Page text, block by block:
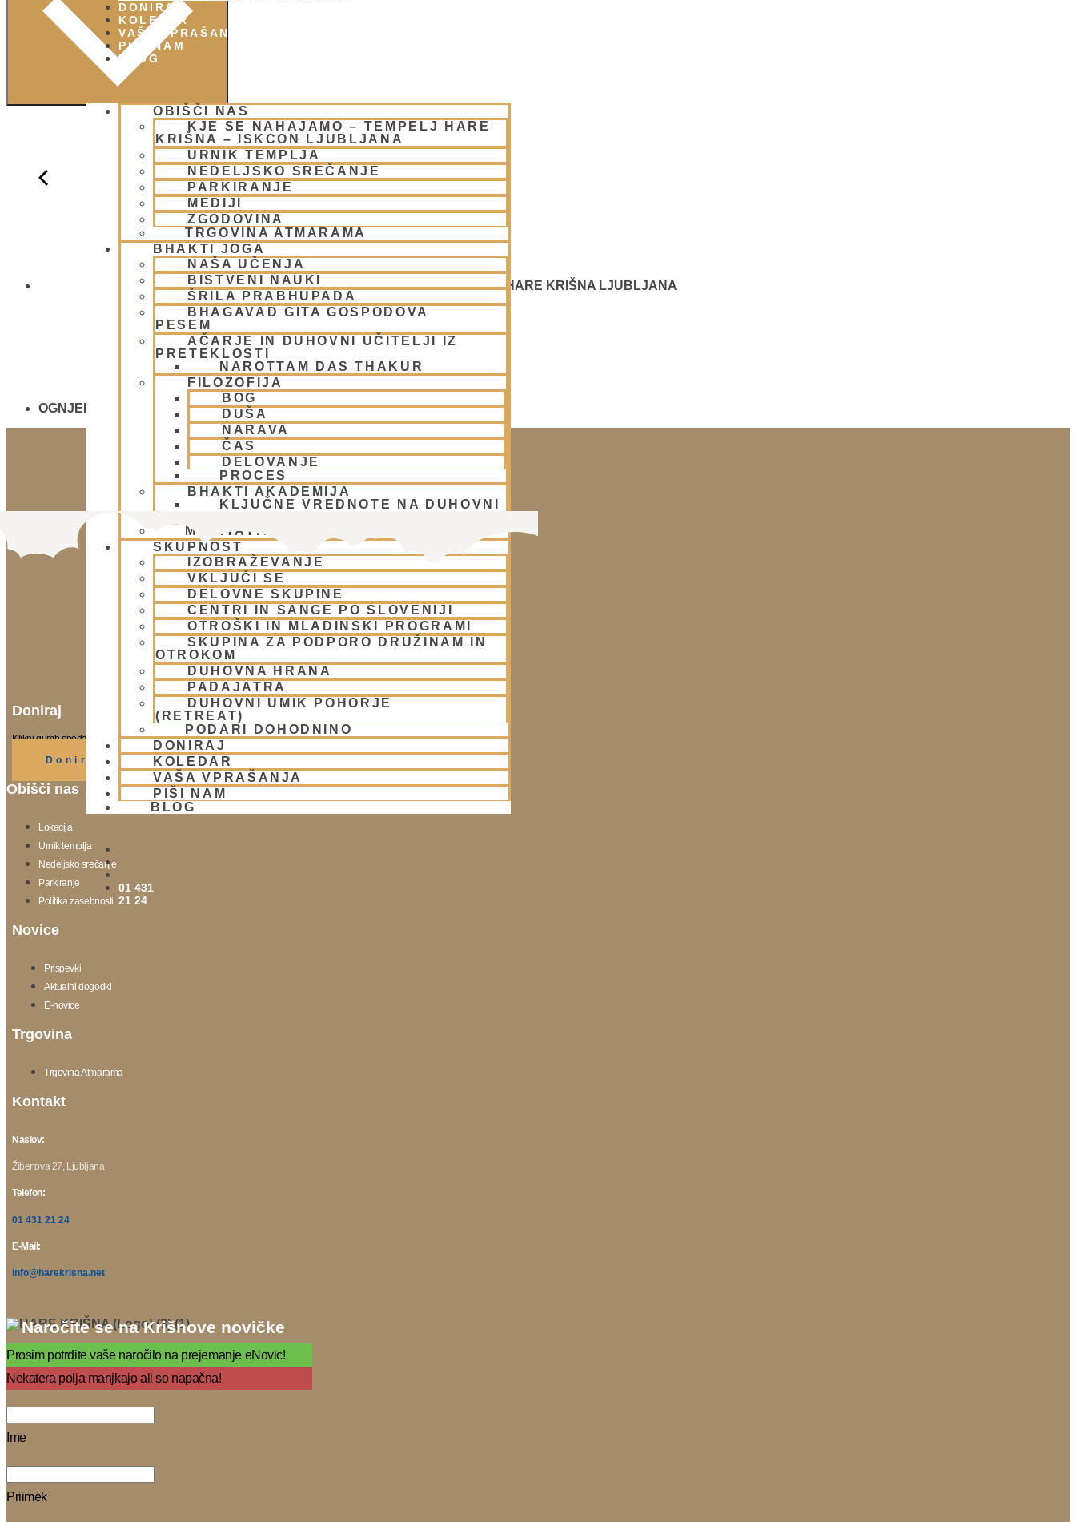
DONIRAJ
KOLEDAR
VAŠA VPRAŠANJA
PIŠI NAM
BLOG
OBIŠČI NAS
KJE SE NAHAJAMO – TEMPELJ HARE
KRIŠNA – ISKCON LJUBLJANA
URNIK TEMPLJA
NEDELJSKO SREČANJE
PARKIRANJE
MEDIJI
ZGODOVINA
TRGOVINA ATMARAMA
BHAKTI JOGA
NAŠA UČENJA
BISTVENI NAUKI
ŠRILA PRABHUPADA
BHAGAVAD GITA GOSPODOVA
PESEM
AČARJE IN DUHOVNI UČITELJI IZ
PRETEKLOSTI
NAROTTAM DAS THAKUR
FILOZOFIJA
BOG
DUŠA
NARAVA
ČAS
DELOVANJE
PROCES
BHAKTI AKADEMIJA
KLJUČNE VREDNOTE NA DUHOVNI
MEDITATIVNA GLASBA
SKUPNOST
IZOBRAŽEVANJE
VKLJUČI SE
DELOVNE SKUPINE
CENTRI IN SANGE PO SLOVENIJI
OTROŠKI IN MLADINSKI PROGRAMI
SKUPINA ZA PODPORO DRUŽINAM IN
OTROKOM
DUHOVNA HRANA
PADAJATRA
DUHOVNI UMIK POHORJE
(RETREAT)
PODARI DOHODNINO
DONIRAJ
KOLEDAR
VAŠA VPRAŠANJA
PIŠI NAM
BLOG
01 431
21 24
NEDELJSKO SREČANJE - CENTER HARE KRIŠNA LJUBLJANA
OGNJENO ŽRTVOVANJE - NARASIMHA JAGJA - VSAKO SOBOTO
Doniraj
Klikni gumb spodaj.
Doniraj
Obišči nas
Lokacija
Urnik templja
Nedeljsko srečanje
Parkiranje
Politika zasebnosti
Novice
Prispevki
Aktualni dogodki
E-novice
Trgovina
Trgovina Atmarama
Kontakt
Naslov:
Žibertova 27, Ljubljana
Telefon:
01 431 21 24
E-Mail:
info@harekrisna.net
Naročite se na Krišnove novičke
Prosim potrdite vaše naročilo na prejemanje eNovic!
Nekatera polja manjkajo ali so napačna!
Ime
Priimek